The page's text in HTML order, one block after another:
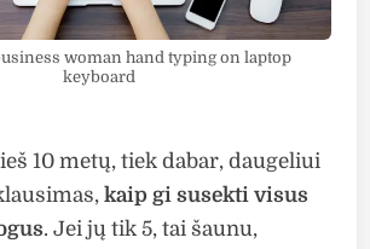
woman hand typing on laptop
keyboard
10 metų, tiek dabar, daugeliui
kaip gi susekti visus
. Jei jų tik 5, tai šaunu,